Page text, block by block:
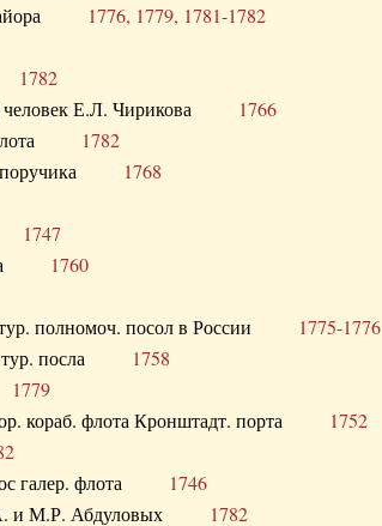
1776, 1779, 1781-1782
1782
человек Е.Л. Чирикова 1766
флота 1782
поручика 1768
1747
1760
тур. полномоч. посол в России 1775-1776
тур. посла 1758
1779
кораб. флота Кронштадт. порта 1752
галер. флота 1746
и М.Р. Абдуловых 1782